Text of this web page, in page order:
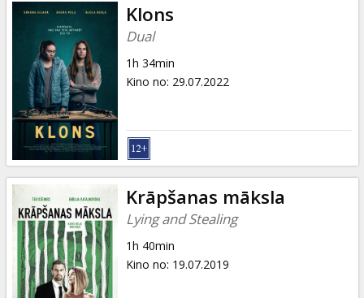
Klons
Dual
1h 34min
Kino no: 29.07.2022
Krāpšanas māksla
Lying and Stealing
1h 40min
Kino no: 19.07.2019